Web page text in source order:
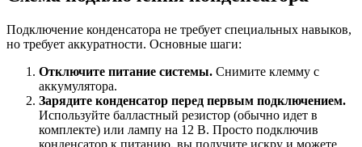
Подключение конденсатора не требует специальных навыков,
но требует аккуратности. Основные шаги:
Отключите питание системы. Снимите клемму с
аккумулятора.
Зарядите конденсатор перед первым подключением.
Используйте балластный резистор (обычно идет в
комплекте) или лампу на 12 В. Просто подключив